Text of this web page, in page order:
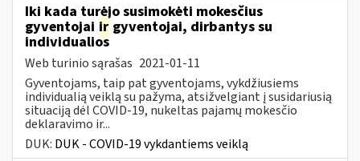
Iki kada turėjo susimokėti mokesčius
gyventojai ir gyventojai, dirbantys su
individualios
Web turinio sąrašas 2021-01-11
Gyventojams, taip pat gyventojams, vykdžiusiems
individualią veiklą su pažyma, atsižvelgiant į susidariusią
situaciją dėl COVID-19, nukeltas pajamų mokesčio
deklaravimo ir...
DUK: DUK - COVID-19 vykdantiems veiklą